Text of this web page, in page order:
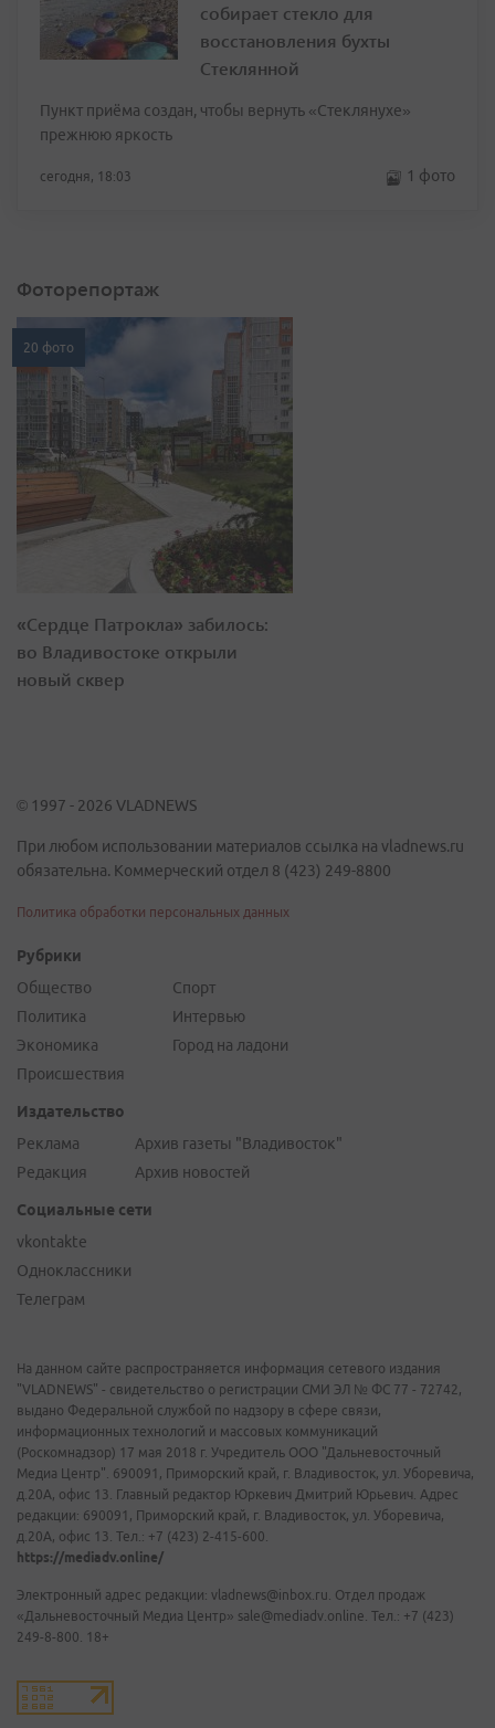
собирает стекло для
восстановления бухты
Стеклянной
Пункт приёма создан, чтобы вернуть «Стеклянухе»
прежнюю яркость
сегодня, 18:03 1 фото
Фоторепортаж
20 фото
«Сердце Патрокла» забилось:
во Владивостоке открыли
новый сквер
© 1997 - 2026 VLADNEWS
При любом использовании материалов ссылка на vladnews.ru
обязательна. Коммерческий отдел 8 (423) 249-8800
Политика обработки персональных данных
Рубрики
Общество
Политика
Экономика
Происшествия
Спорт
Интервью
Город на ладони
Издательство
Реклама
Редакция
Архив газеты "Владивосток"
Архив новостей
Социальные сети
vkontakte
Одноклассники
Телеграм
На данном сайте распространяется информация сетевого издания
"VLADNEWS" - свидетельство о регистрации СМИ ЭЛ № ФС 77 - 72742,
выдано Федеральной службой по надзору в сфере связи,
информационных технологий и массовых коммуникаций
(Роскомнадзор) 17 мая 2018 г. Учредитель ООО "Дальневосточный
Медиа Центр". 690091, Приморский край, г. Владивосток, ул. Уборевича,
д.20А, офис 13. Главный редактор Юркевич Дмитрий Юрьевич. Адрес
редакции: 690091, Приморский край, г. Владивосток, ул. Уборевича,
д.20А, офис 13. Тел.: +7 (423) 2-415-600.
https://mediadv.online/
Электронный адрес редакции: vladnews@inbox.ru. Отдел продаж
«Дальневосточный Медиа Центр» sale@mediadv.online. Тел.: +7 (423)
249-8-800. 18+